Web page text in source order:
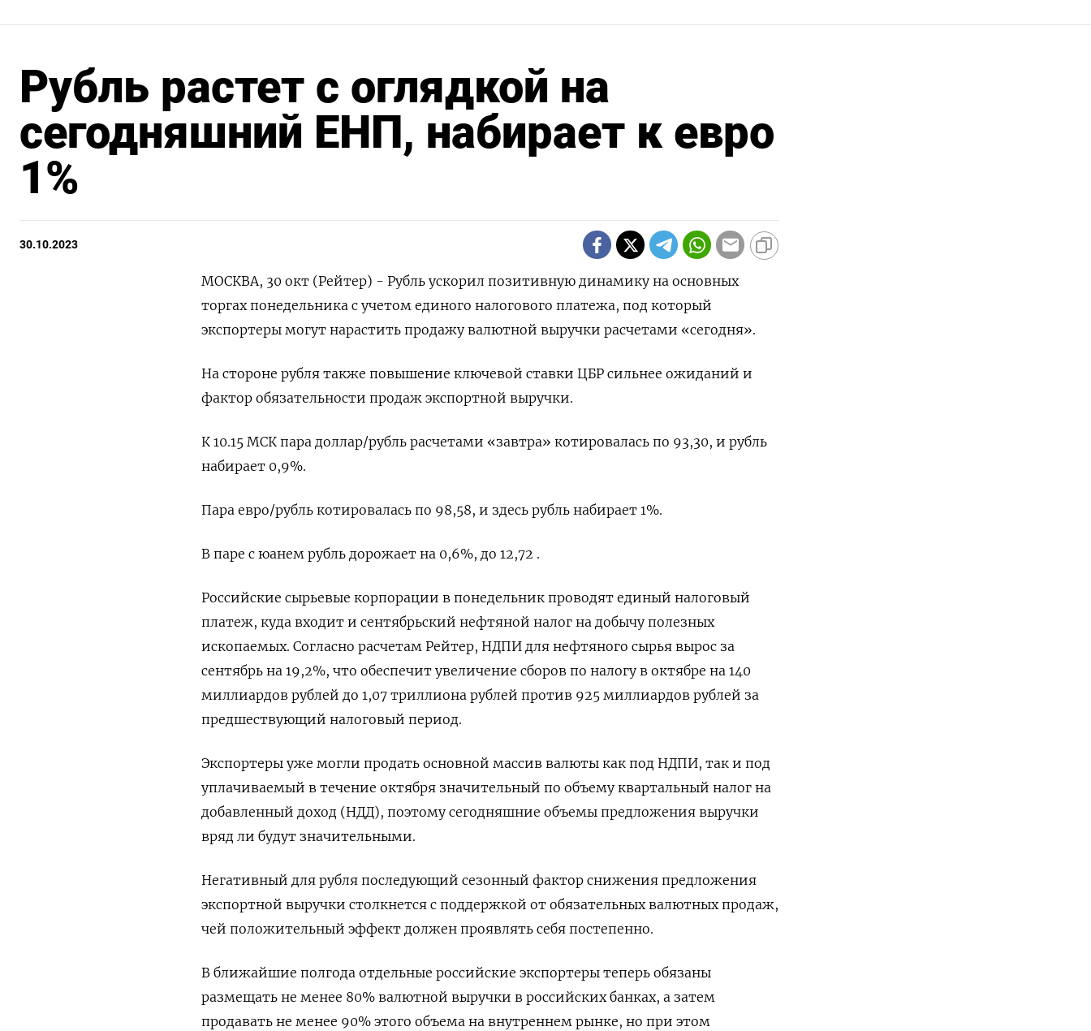
Рубль растет с оглядкой на
сегодняшний ЕНП, набирает к евро
1%
30.10.2023
МОСКВА, 30 окт (Рейтер) - Рубль ускорил позитивную динамику на основных
торгах понедельника с учетом единого налогового платежа, под который
экспортеры могут нарастить продажу валютной выручки расчетами «сегодня».
На стороне рубля также повышение ключевой ставки ЦБР сильнее ожиданий и
фактор обязательности продаж экспортной выручки.
К 10.15 МСК пара доллар/рубль расчетами «завтра» котировалась по 93,30, и рубль
набирает 0,9%.
Пара евро/рубль котировалась по 98,58, и здесь рубль набирает 1%.
В паре с юанем рубль дорожает на 0,6%, до 12,72 .
Российские сырьевые корпорации в понедельник проводят единый налоговый
платеж, куда входит и сентябрьский нефтяной налог на добычу полезных
ископаемых. Согласно расчетам Рейтер, НДПИ для нефтяного сырья вырос за
сентябрь на 19,2%, что обеспечит увеличение сборов по налогу в октябре на 140
миллиардов рублей до 1,07 триллиона рублей против 925 миллиардов рублей за
предшествующий налоговый период.
Экспортеры уже могли продать основной массив валюты как под НДПИ, так и под
уплачиваемый в течение октября значительный по объему квартальный налог на
добавленный доход (НДД), поэтому сегодняшние объемы предложения выручки
вряд ли будут значительными.
Негативный для рубля последующий сезонный фактор снижения предложения
экспортной выручки столкнется с поддержкой от обязательных валютных продаж,
чей положительный эффект должен проявлять себя постепенно.
В ближайшие полгода отдельные российские экспортеры теперь обязаны
размещать не менее 80% валютной выручки в российских банках, а затем
продавать не менее 90% этого объема на внутреннем рынке, но при этом